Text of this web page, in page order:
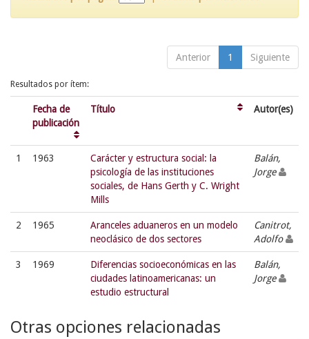
Anterior 1 Siguiente
Resultados por ítem:
Fecha de
publicación
Título Autor(es)
1 1963
Carácter y estructura social: la
psicología de las instituciones
sociales, de Hans Gerth y C. Wright
Mills
Balán,
Jorge
2 1965
Aranceles aduaneros en un modelo
neoclásico de dos sectores
Canitrot,
Adolfo
3 1969
Diferencias socioeconómicas en las
ciudades latinoamericanas: un
estudio estructural
Balán,
Jorge
Otras opciones relacionadas